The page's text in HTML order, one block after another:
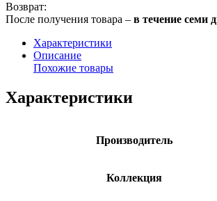
Возврат:
После получения товара – в течение семи
Характеристики
Описание
Похожие товары
Характеристики
Производитель
Коллекция